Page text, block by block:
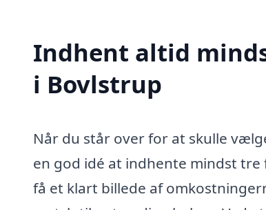
Indhent altid
i Bovlstrup
Når du står over for at skulle
en god idé at indhente mindst
få et klart billede af